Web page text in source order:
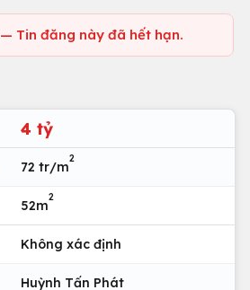
— Tin đăng này đã hết hạn.
4 tỷ
72 tr/m
2
52m
2
Không xác định
Huỳnh Tấn Phát